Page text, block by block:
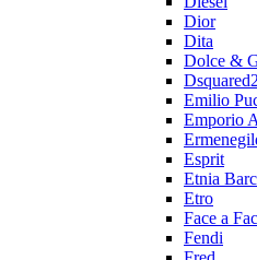
Dior
Dita
Dolce &
Dsquared2
Emilio
Emporio
Esprit
Etnia
Etro
Face a
Fendi